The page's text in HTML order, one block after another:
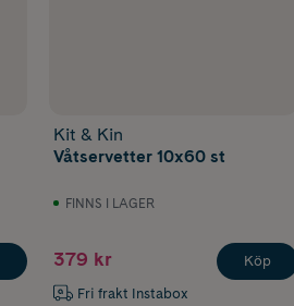
Kit & Kin
Våtservetter 10x60 st
FINNS I LAGER
379 kr
Fri frakt Instabox
Köp